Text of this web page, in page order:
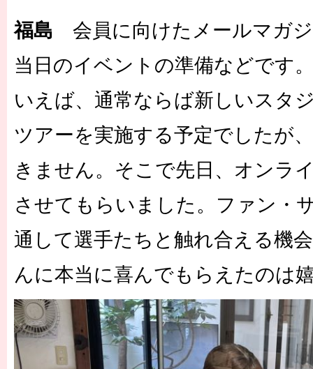
福島 会員に向けたメールマガ
当日のイベントの準備などです
いえば、通常ならば新しいスタ
ツアーを実施する予定でしたが
きません。そこで先日、オンラ
させてもらいました。ファン・
通して選手たちと触れ合える機
んに本当に喜んでもらえたのは